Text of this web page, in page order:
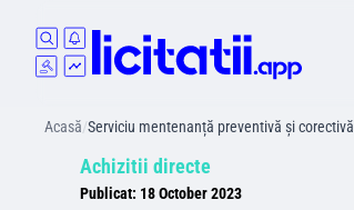
Acasă/Serviciu mentenanță preventivă și corectivă
Achizitii directe
Publicat: 18 October 2023